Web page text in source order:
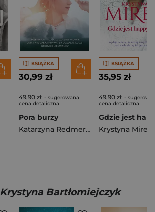
KSIĄŻKA
30,99 zł
49,90 zł - sugerowana
cena detaliczna
Pora burzy
Katarzyna Redmerska
KSIĄŻKA
35,95 zł
49,90 zł -
cena detaliczna
Krystyna Mirek
Krystyna Bartłomiejczyk